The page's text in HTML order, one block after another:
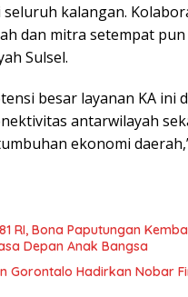
kalangan.
dan mitra setempat
Sulsel.
besar layanan KA ini
antarwilayah
ekonomi
RI, Bona Paputungan
Depan Anak Bangsa
Gorontalo Hadirkan Nobar